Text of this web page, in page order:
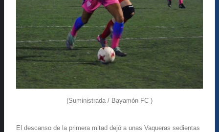
(Suministrada / Bayamón FC )
El descanso de la primera mitad dejó a unas Vaqueras sedientas